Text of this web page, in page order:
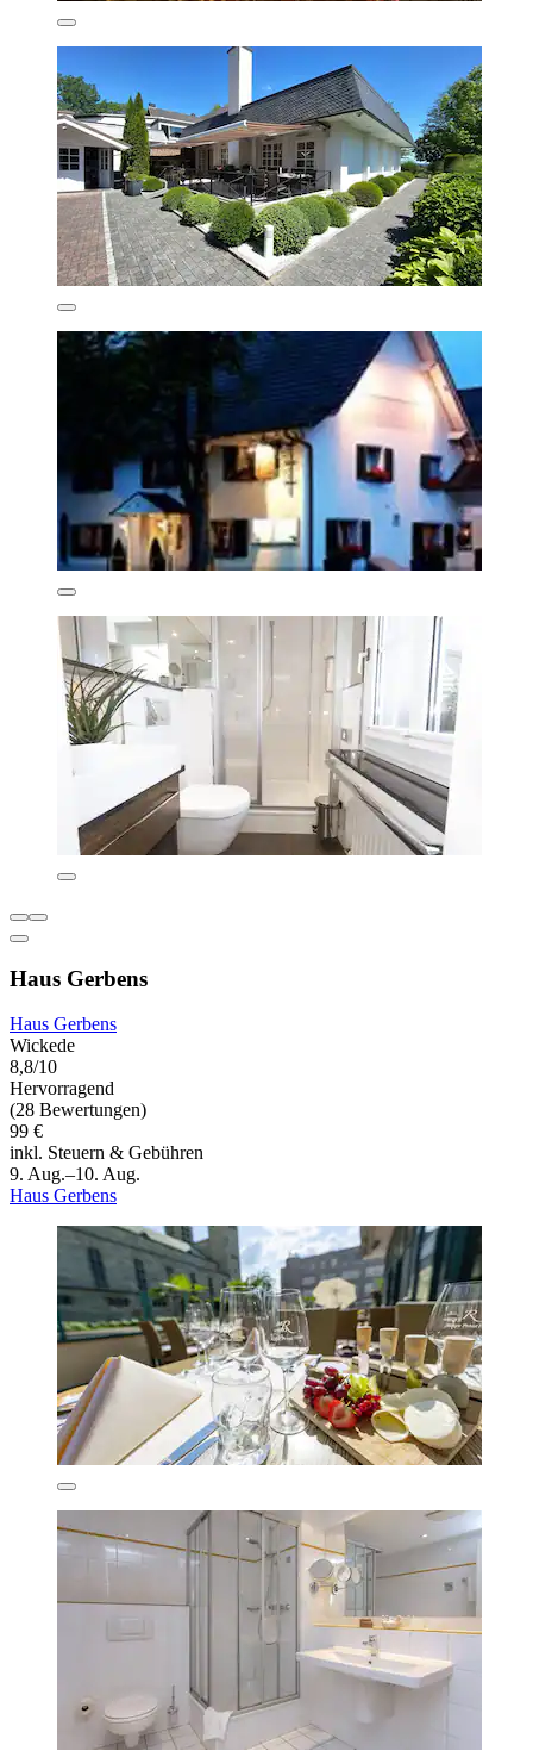
Haus Gerbens
Haus Gerbens
Wickede
8,8/10
Hervorragend
(28 Bewertungen)
99 €
inkl. Steuern & Gebühren
9. Aug.–10. Aug.
Haus Gerbens